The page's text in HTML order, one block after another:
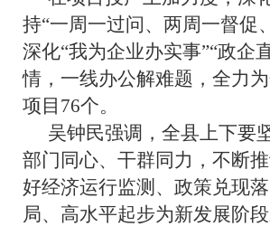
持“一周一过问、两周一督促
深化“我为企业办实事”“政企
情，一线办公解难题，全力
项目76个。
吴钟民强调，全县上下要
部门同心、干群同力，不断
好经济运行监测、政策兑现
局、高水平起步为新发展阶